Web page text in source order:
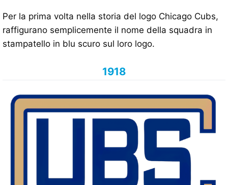
Per la prima volta nella storia del logo Chicago Cubs,
raffigurano semplicemente il nome della squadra in
stampatello in blu scuro sul loro logo.
1918